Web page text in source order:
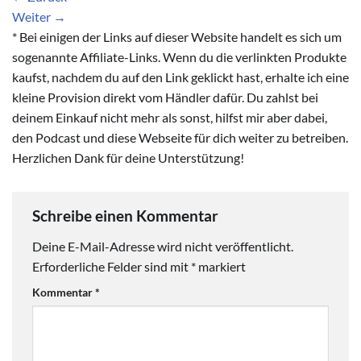
Weiter →
* Bei einigen der Links auf dieser Website handelt es sich um
sogenannte Affiliate-Links. Wenn du die verlinkten Produkte
kaufst, nachdem du auf den Link geklickt hast, erhalte ich eine
kleine Provision direkt vom Händler dafür. Du zahlst bei
deinem Einkauf nicht mehr als sonst, hilfst mir aber dabei,
den Podcast und diese Webseite für dich weiter zu betreiben.
Herzlichen Dank für deine Unterstützung!
Schreibe einen Kommentar
Deine E-Mail-Adresse wird nicht veröffentlicht.
Erforderliche Felder sind mit * markiert
Kommentar*